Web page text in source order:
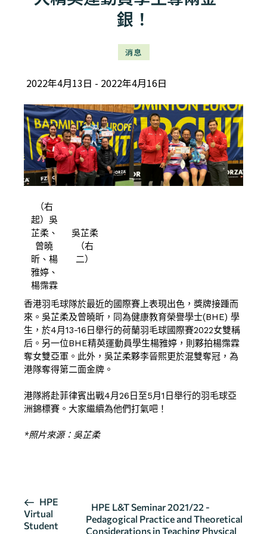
銀！
消息
2022年4月13日 2022年4月16日
（右
起）吳
芷柔、
曾曉
昕、楊
雅婷、
楊霈霖
吳芷柔
（右
二）
香港羽毛球隊於最近的國際賽上表現出色，獎牌接踵而
來。吳芷柔及曾曉昕，同為健康教育榮譽學士(BHE) 學
生，於4月13-16日舉行的荷蘭羽毛球國際賽2022女雙稱
后。另一位BHE精英運動員學生楊雅婷，則夥拍楊霈霖
奪女雙亞軍。此外，吳芷柔夥李晉熙更於混雙奪冠，為
港隊奪得第二面金牌。
港隊將赴菲律賓出戰4月26日至5月1日舉行的羽毛球亞
洲錦標賽。大家繼續為他們打氣吧！
*照片來源：吳芷柔
活
動
HPE
Virtual
Student
HPE L&T Seminar 2021/22 -
Pedagogical Practice and Theoretical
Considerations in Teaching Physical